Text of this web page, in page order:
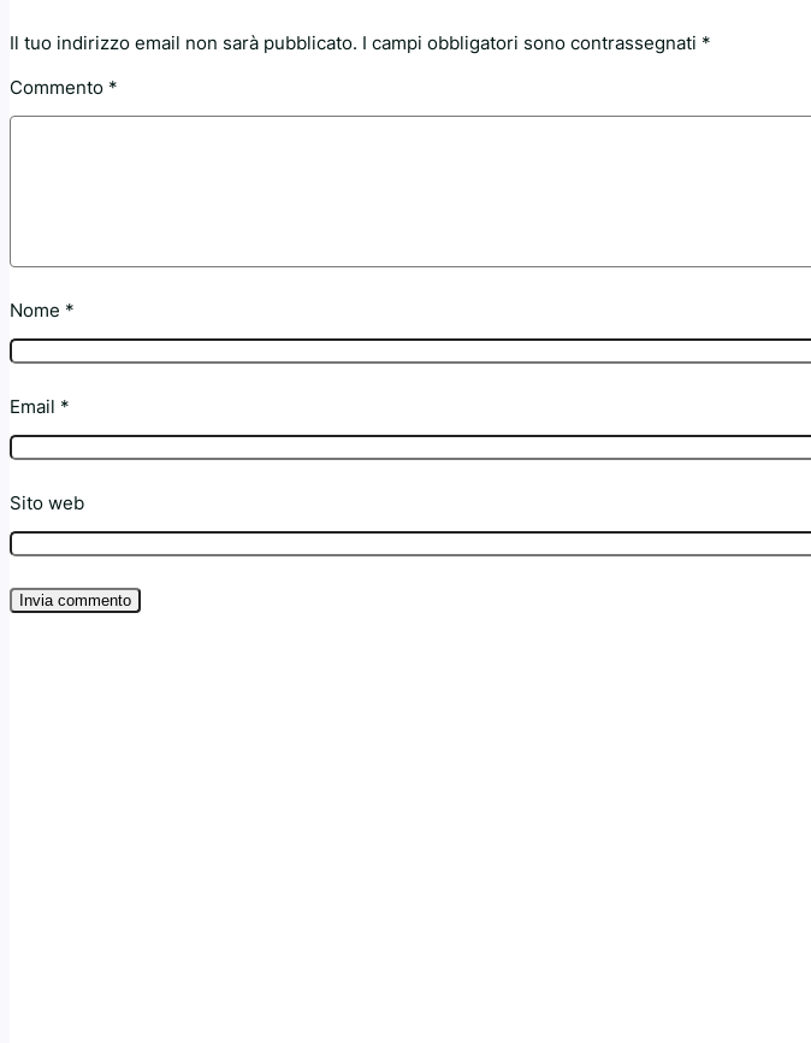
Il tuo indirizzo email non sarà pubblicato. I campi obbligatori sono contrassegnati *
Commento *
Nome *
Email *
Sito web